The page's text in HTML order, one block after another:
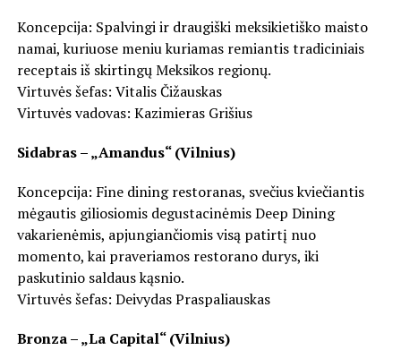
Koncepcija: Spalvingi ir draugiški meksikietiško maisto
namai, kuriuose meniu kuriamas remiantis tradiciniais
receptais iš skirtingų Meksikos regionų.
Virtuvės šefas: Vitalis Čižauskas
Virtuvės vadovas: Kazimieras Grišius
Sidabras – „Amandus“ (Vilnius)
Koncepcija: Fine dining restoranas, svečius kviečiantis
mėgautis giliosiomis degustacinėmis Deep Dining
vakarienėmis, apjungiančiomis visą patirtį nuo
momento, kai praveriamos restorano durys, iki
paskutinio saldaus kąsnio.
Virtuvės šefas: Deivydas Praspaliauskas
Bronza – „La Capital“ (Vilnius)